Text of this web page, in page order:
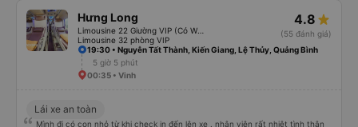
Hưng Long
Limousine 32 phòng VIP
4.8
(55 đánh giá)
19:30 • Nguyễn Tất Thành, Kiến Giang, Lệ Thủy, Quảng Bình
5 giờ 5 phút
00:35 • Vinh
Lái xe an toàn
Mình đi có con nhỏ từ khi check in đến lên xe . nhân viên rất nhiệt tình thân